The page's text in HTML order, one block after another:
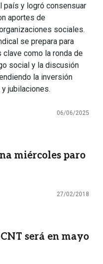
país y logró consensuar
aportes de
sociales.
se prepara para
como la ronda de
social y la discusión
la inversión
jubilaciones.
06/06/2025
miércoles paro
27/02/2018
será en mayo